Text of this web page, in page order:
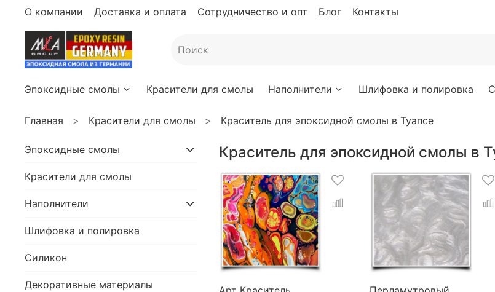
О компании Доставка и оплата Сотрудничество и опт Блог Контакты
Эпоксидные смолы Красители для смолы Наполнители Шлифовка и полировка
Главная Красители для смолы Краситель для эпоксидной смолы в Туапсе
Краситель для эпоксидной смолы в
Эпоксидные смолы
Красители для смолы
Наполнители
Шлифовка и полировка
Силикон
Декоративные материалы